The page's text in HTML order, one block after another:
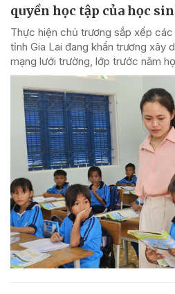
quyền học tập của học
Thực hiện chủ trương sắp xếp
tỉnh Gia Lai đang khẩn trương xây
mạng lưới trường, lớp trước năm